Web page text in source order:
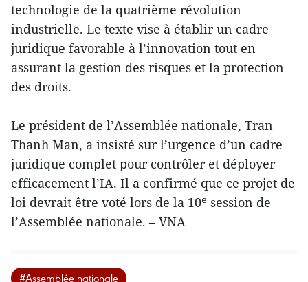
technologie de la quatrième révolution
industrielle. Le texte vise à établir un cadre
juridique favorable à l’innovation tout en
assurant la gestion des risques et la protection
des droits.
Le président de l’Assemblée nationale, Tran
Thanh Man, a insisté sur l’urgence d’un cadre
juridique complet pour contrôler et déployer
efficacement l’IA. Il a confirmé que ce projet de
loi devrait être voté lors de la 10ᵉ session de
l’Assemblée nationale. – VNA
#Assemblée nationale